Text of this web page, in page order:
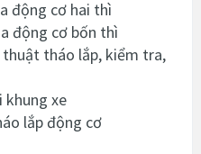
động cơ hai thì
động cơ bốn thì
thuật tháo lắp, kiểm tra,
khung xe
lắp động cơ